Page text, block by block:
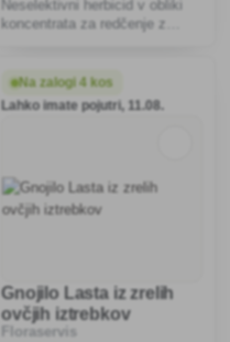
Neselektivni herbicid v obliki
koncentrata za redčenje z
Na zalogi 4 kos
Lahko imate pojutri, 11.08.
Gnojilo Lasta iz zrelih
ovčjih iztrebkov
Floraservis